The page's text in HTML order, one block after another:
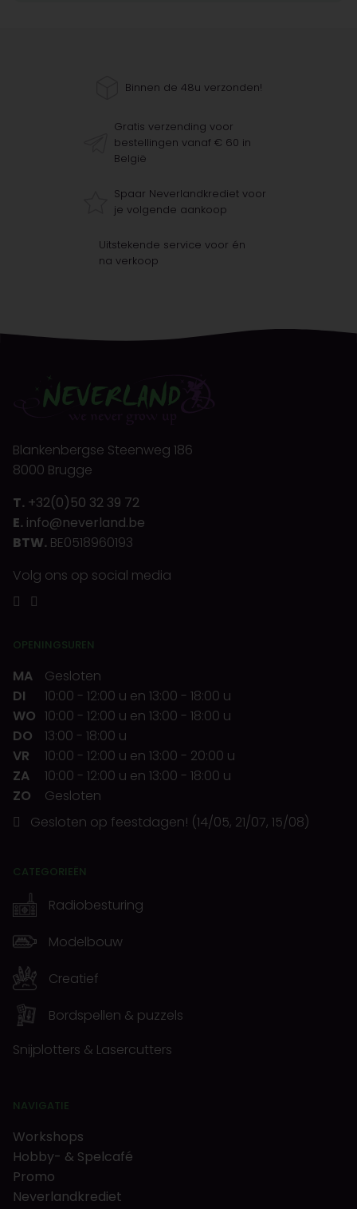
Binnen de 48u verzonden!
Gratis verzending voor
bestellingen vanaf € 60 in
België
Spaar Neverlandkrediet voor
je volgende aankoop
Uitstekende service voor én
na verkoop
Blankenbergse Steenweg 186
8000 Brugge
T. +32(0)50 32 39 72
E. info@neverland.be
BTW. BE0518960193
Volg ons op social media
OPENINGSUREN
MA
Gesloten
DI
10:00 - 12:00 u en 13:00 - 18:00 u
WO 10:00 - 12:00 u en 13:00 - 18:00 u
DO
13:00 - 18:00 u
VR
10:00 - 12:00 u en 13:00 - 20:00 u
ZA
10:00 - 12:00 u en 13:00 - 18:00 u
ZO
Gesloten
Gesloten op feestdagen! (14/05, 21/07, 15/08)
CATEGORIEËN
Radiobesturing
Modelbouw
Creatief
Bordspellen & puzzels
Snijplotters & Lasercutters
NAVIGATIE
Workshops
Hobby- & Spelcafé
Promo
Neverlandkrediet